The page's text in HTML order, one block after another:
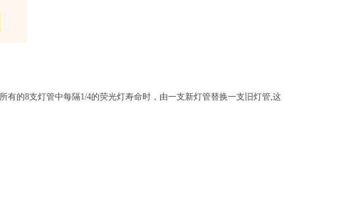
的8支灯管中每隔1/4的荧光灯寿命时，由一支新灯管替换一支旧灯管,这